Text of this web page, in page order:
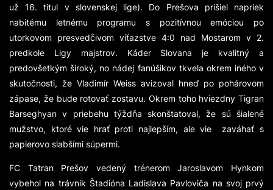
už 16. titul v slovenskej lige). Do Prešova prišiel napriek
nabitému letnému programu s pozitívnou emóciou po
utorkovom presvedčivom víťazstve 4:0 nad Mostarom v 2.
predkole Ligy majstrov. Káder Slovana je kvalitný a
predovšetkým široký, no nádej fanúšikov tkvela okrem iného v
skutočnosti, že Vladimír Weiss avizoval hneď po pohárovom
zápase, že bude rotovať zostavu. Okrem toho hviezdny Tigran
Barseghyan v priebehu týždňa skonštatoval, že sú šialené
mužstvo, ktoré vie hrať proti najlepším, ale vie zaváhať s
papierovo slabšími súpermi.
FC Tatran Prešov vedený trénerom Jaroslavom Hynkom
vybehol na trávnik Štadióna Ladislava Pavloviča na svoj prvý